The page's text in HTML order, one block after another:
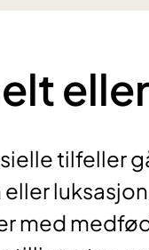
tilfeller
med